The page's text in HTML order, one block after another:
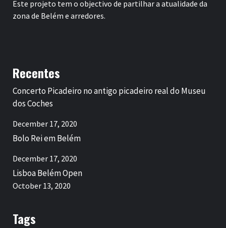
Este projeto tem o objectivo de partilhar a atualidade da
zona de Belém e arredores.
Recentes
Concerto Picadeiro no antigo picadeiro real do Museu
dos Coches
December 17, 2020
Bolo Rei em Belém
December 17, 2020
Lisboa Belém Open
October 13, 2020
Tags